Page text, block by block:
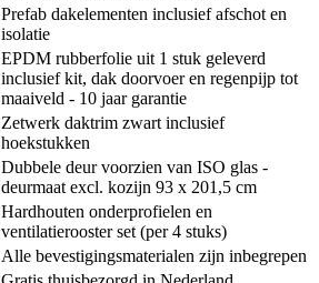
Prefab dakelementen inclusief afschot en
isolatie
EPDM rubberfolie uit 1 stuk geleverd
inclusief kit, dak doorvoer en regenpijp tot
maaiveld - 10 jaar garantie
Zetwerk daktrim zwart inclusief
hoekstukken
Dubbele deur voorzien van ISO glas -
deurmaat excl. kozijn 93 x 201,5 cm
Hardhouten onderprofielen en
ventilatierooster set (per 4 stuks)
Alle bevestigingsmaterialen zijn inbegrepen